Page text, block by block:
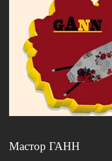
Мастор ГАНН